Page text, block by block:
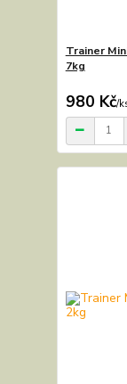
Trainer
7kg
980 Kč/